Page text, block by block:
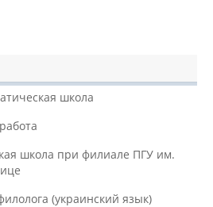
школа
школа при филиале ПГУ им.
(украинский язык)